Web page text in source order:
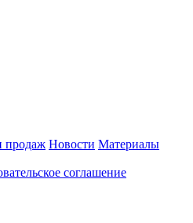
продаж Новости Материалы
соглашение